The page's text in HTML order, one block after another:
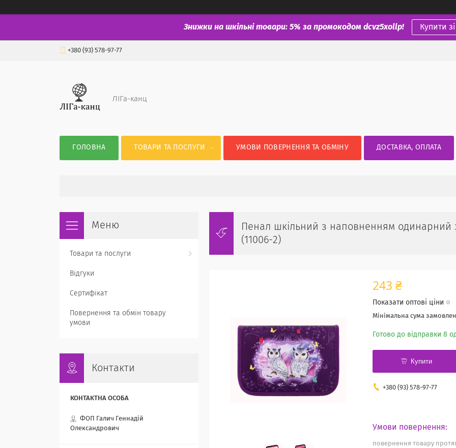
Знижки на шкільні товари: 5% за промокодом dcvz5xollp! Купити
+380 (93) 578-97-77
ЛІГа-канц
ГОЛОВНА ТОВАРИ ТА ПОСЛУГИ УМОВИ ПОВЕРНЕННЯ ТА ОБМІНУ ДОСТАВКА, ОПЛАТА
Пенал шкільний з наповненням одинарний
(11006-2)
243 ₴
Показати оптові ціни
Мінімальна сума
Готово до відправки 8
Купити
+380 (93) 578-97-77
повернення товару
Товари та послуги
Відгуки
Сертифікат
Повернення та обмін товару
умови
Контакти
ФОП Галич Геннадій
Олександрович